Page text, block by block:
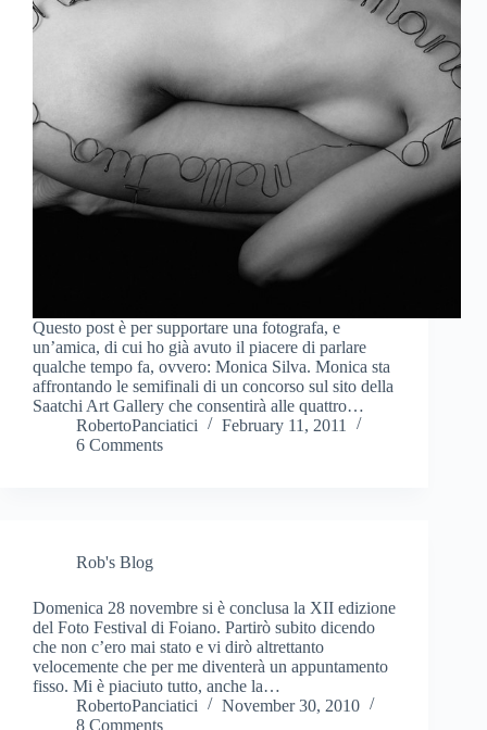
Questo post è per supportare una fotografa, e
un’amica, di cui ho già avuto il piacere di parlare
qualche tempo fa, ovvero: Monica Silva. Monica sta
affrontando le semifinali di un concorso sul sito della
Saatchi Art Gallery che consentirà alle quattro…
RobertoPanciatici
February 11, 2011
6 Comments
Rob's Blog
Domenica 28 novembre si è conclusa la XII edizione
del Foto Festival di Foiano. Partirò subito dicendo
che non c’ero mai stato e vi dirò altrettanto
velocemente che per me diventerà un appuntamento
fisso. Mi è piaciuto tutto, anche la…
RobertoPanciatici
November 30, 2010
8 Comments